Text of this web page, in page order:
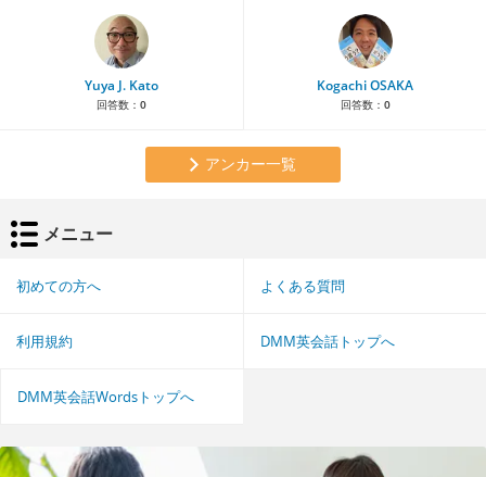
Yuya J. Kato
回答数： 0
Kogachi OSAKA
回答数： 0
アンカー一覧
メニュー
初めての方へ よくある質問
利用規約 DMM英会話トップへ
DMM英会話Wordsトップへ